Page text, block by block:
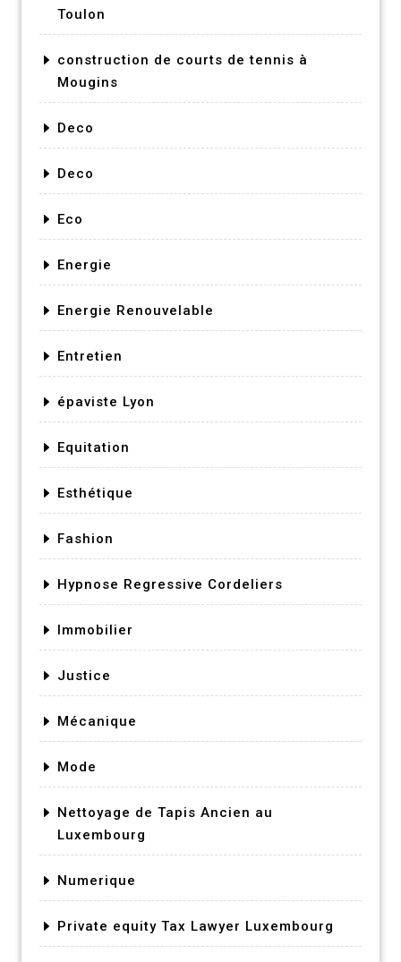
Toulon
construction de courts de tennis à
Mougins
Deco
Deco
Eco
Energie
Energie Renouvelable
Entretien
épaviste Lyon
Equitation
Esthétique
Fashion
Hypnose Regressive Cordeliers
Immobilier
Justice
Mécanique
Mode
Nettoyage de Tapis Ancien au
Luxembourg
Numerique
Private equity Tax Lawyer Luxembourg